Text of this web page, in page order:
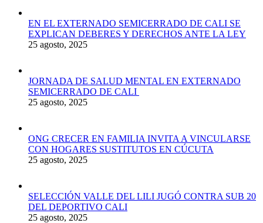
EN EL EXTERNADO SEMICERRADO DE CALI SE
EXPLICAN DEBERES Y DERECHOS ANTE LA LEY
25 agosto, 2025
JORNADA DE SALUD MENTAL EN EXTERNADO
SEMICERRADO DE CALI
25 agosto, 2025
ONG CRECER EN FAMILIA INVITA A VINCULARSE
CON HOGARES SUSTITUTOS EN CÚCUTA
25 agosto, 2025
SELECCIÓN VALLE DEL LILI JUGÓ CONTRA SUB 20
DEL DEPORTIVO CALI
25 agosto, 2025